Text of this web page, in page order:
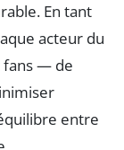
En tant
acteur du
fans — de
entre